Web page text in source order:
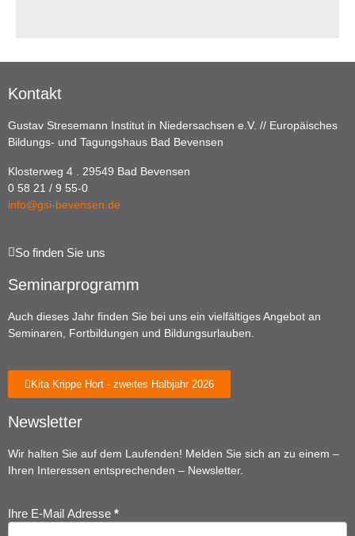
Kontakt
Gustav Stresemann Institut in Niedersachsen e.V. // Europäisches
Bildungs- und Tagungshaus Bad Bevensen
Klosterweg 4 . 29549 Bad Bevensen
0 58 21 / 9 55-0
info@gsi-bevensen.de
So finden Sie uns
Seminarprogramm
Auch dieses Jahr finden Sie bei uns ein vielfältiges Angebot an
Seminaren, Fortbildungen und Bildungsurlauben.
Kita Krippe Hort - zweites Halbjahr 2026
Newsletter
Wir halten Sie auf dem Laufenden! Melden Sie sich an zu einem –
Ihren Interessen entsprechenden – Newsletter.
Newsletter
Ihre E-Mail Adresse *